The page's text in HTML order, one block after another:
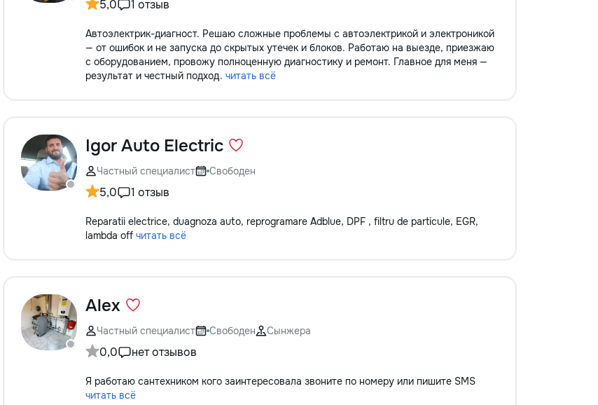
5,0 1 отзыв
Автоэлектрик-диагност. Решаю сложные проблемы с автоэлектрикой и электроникой
— от ошибок и не запуска до скрытых утечек и блоков. Работаю на выезде, приезжаю
с оборудованием, провожу полноценную диагностику и ремонт. Главное для меня —
результат и честный подход. читать всё
Igor Auto Electric
Частный специалист Свободен
5,0 1 отзыв
Reparatii electrice, duagnoza auto, reprogramare Adblue, DPF , filtru de particule, EGR,
lambda off читать всё
Alex
Частный специалист Свободен Сынжера
0,0 нет отзывов
Я работаю сантехником кого заинтересовала звоните по номеру или пишите SMS
читать всё